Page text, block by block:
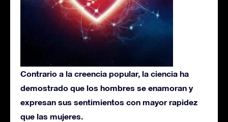
Contrario a la creencia popular, la ciencia ha
demostrado que los hombres se enamoran y
expresan sus sentimientos con mayor rapidez
que las mujeres.